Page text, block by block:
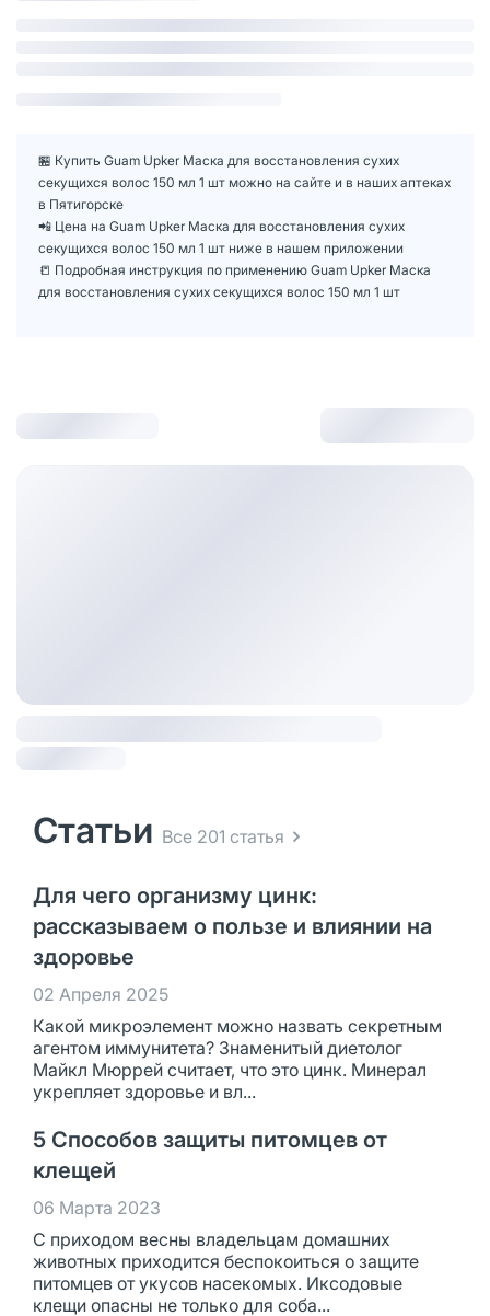
🏪 Купить Guam Upker Маска для восстановления сухих
секущихся волос 150 мл 1 шт можно на сайте и в наших аптеках
в Пятигорске
📲 Цена на Guam Upker Маска для восстановления сухих
секущихся волос 150 мл 1 шт ниже в нашем приложении
📒 Подробная инструкция по применению Guam Upker Маска
для восстановления сухих секущихся волос 150 мл 1 шт
Статьи Все 201 статья
Для чего организму цинк:
рассказываем о пользе и влиянии на
здоровье
02 Апреля 2025
Какой микроэлемент можно назвать секретным
агентом иммунитета? Знаменитый диетолог
Майкл Мюррей считает, что это цинк. Минерал
укрепляет здоровье и вл...
5 Способов защиты питомцев от
клещей
06 Марта 2023
С приходом весны владельцам домашних
животных приходится беспокоиться о защите
питомцев от укусов насекомых. Иксодовые
клещи опасны не только для соба...